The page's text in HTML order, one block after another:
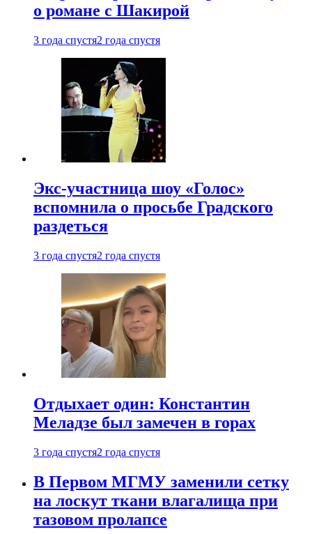
о романе с Шакирой
3 года спустя2 года спустя
Экс-участница шоу «Голос»
вспомнила о просьбе Градского
раздеться
3 года спустя2 года спустя
Отдыхает один: Константин
Меладзе был замечен в горах
3 года спустя2 года спустя
В Первом МГМУ заменили сетку
на лоскут ткани влагалища при
тазовом пролапсе